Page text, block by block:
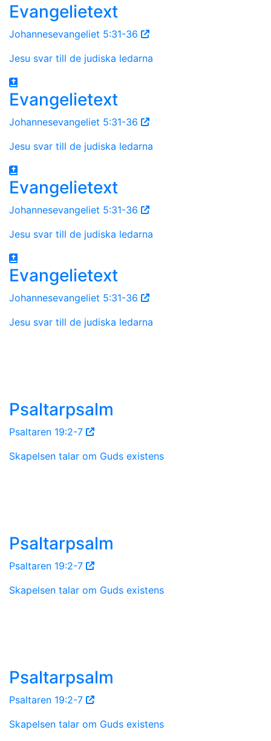
Evangelietext
Johannesevangeliet 5:31-36
Jesu svar till de judiska ledarna
Evangelietext
Johannesevangeliet 5:31-36
Jesu svar till de judiska ledarna
Evangelietext
Johannesevangeliet 5:31-36
Jesu svar till de judiska ledarna
Evangelietext
Johannesevangeliet 5:31-36
Jesu svar till de judiska ledarna
Psaltarpsalm
Psaltaren 19:2-7
Skapelsen talar om Guds existens
Psaltarpsalm
Psaltaren 19:2-7
Skapelsen talar om Guds existens
Psaltarpsalm
Psaltaren 19:2-7
Skapelsen talar om Guds existens